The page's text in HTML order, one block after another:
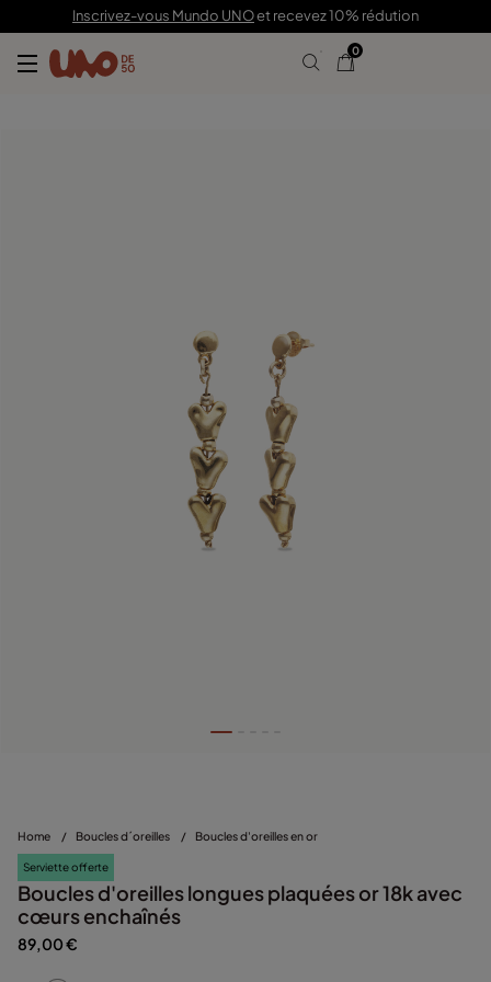
Inscrivez-vous Mundo UNOet recevez 10% rédution
0
Home / Boucles d´oreilles / Boucles d'oreilles en or
Serviette offerte
Boucles d'oreilles longues plaquées or 18k avec
cœurs enchaînés
89,00 €